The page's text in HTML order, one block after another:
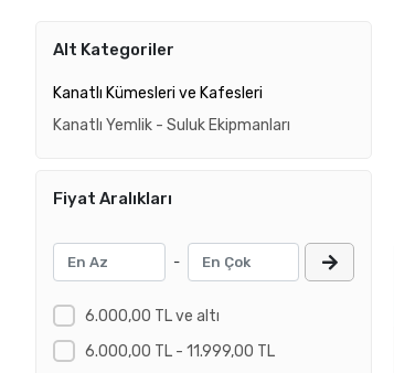
Alt Kategoriler
Kanatlı Kümesleri ve Kafesleri
Kanatlı Yemlik - Suluk Ekipmanları
Fiyat Aralıkları
-
6.000,00 TL ve altı
6.000,00 TL - 11.999,00 TL